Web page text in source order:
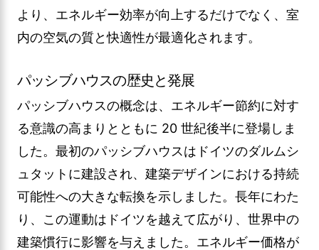
より、エネルギー効率が向上するだけでなく、室
内の空気の質と快適性が最適化されます。
パッシブハウスの歴史と発展
パッシブハウスの概念は、エネルギー節約に対す
る意識の高まりとともに 20 世紀後半に登場しま
した。最初のパッシブハウスはドイツのダルムシ
ュタットに建設され、建築デザインにおける持続
可能性への大きな転換を示しました。長年にわた
り、この運動はドイツを越えて広がり、世界中の
建築慣行に影響を与えました。エネルギー価格が